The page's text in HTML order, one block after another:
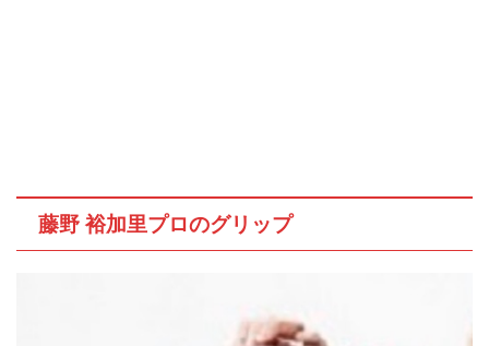
藤野 裕加里プロのグリップ